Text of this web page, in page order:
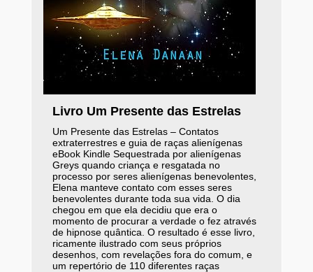
Livro Um Presente das Estrelas
Um Presente das Estrelas – Contatos
extraterrestres e guia de raças alienígenas
eBook Kindle Sequestrada por alienígenas
Greys quando criança e resgatada no
processo por seres alienígenas benevolentes,
Elena manteve contato com esses seres
benevolentes durante toda sua vida. O dia
chegou em que ela decidiu que era o
momento de procurar a verdade o fez através
de hipnose quântica. O resultado é esse livro,
ricamente ilustrado com seus próprios
desenhos, com revelações fora do comum, e
um repertório de 110 diferentes raças